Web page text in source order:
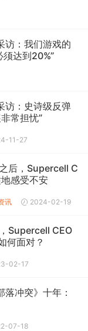
访：我们游戏的
达到20%”
访：史诗级反弹
常担忧”
11-27
后，Supercell C
感受不安
讯 2024-02-19
Supercell CEO
何面对？
02-17
冲突》十年：
07-18